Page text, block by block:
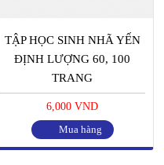
TẬP HỌC SINH NHÃ YẾN
ĐỊNH LƯỢNG 60, 100
TRANG
6,000 VND
Mua hàng